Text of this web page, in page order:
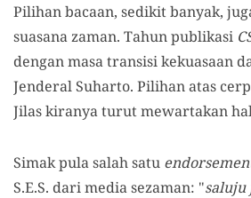
Pilihan bacaan, sedikit banyak,
suasana zaman. Tahun publikasi
dengan masa transisi kekuasaan
Jenderal Suharto. Pilihan atas
Jilas kiranya turut mewartakan
Simak pula salah satu
S.E.S. dari media sezaman: "